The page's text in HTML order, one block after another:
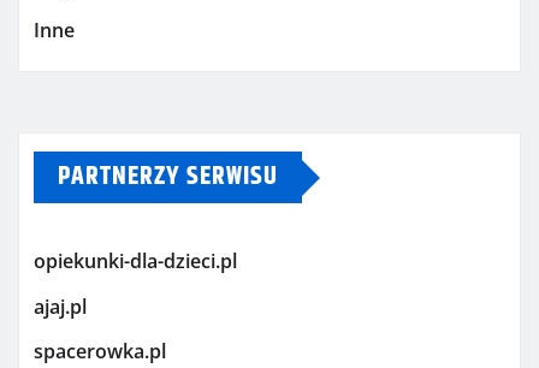
Inne
PARTNERZY SERWISU
opiekunki-dla-dzieci.pl
ajaj.pl
spacerowka.pl